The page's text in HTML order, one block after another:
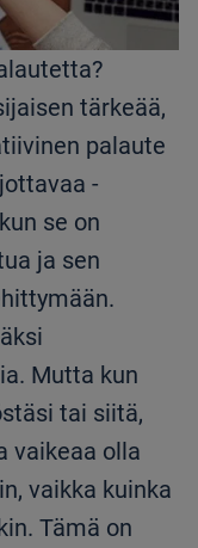
tärkeää,
palaute
-
se on
ja sen
Mutta kun
tai siitä,
vaikeaa olla
vaikka kuinka
Tämä on